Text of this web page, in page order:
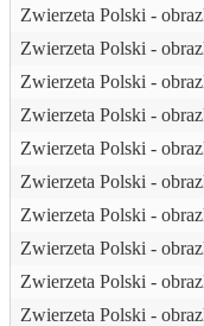
Zwierzeta Polski -
Zwierzeta Polski -
Zwierzeta Polski -
Zwierzeta Polski -
Zwierzeta Polski -
Zwierzeta Polski -
Zwierzeta Polski -
Zwierzeta Polski -
Zwierzeta Polski -
Zwierzeta Polski -